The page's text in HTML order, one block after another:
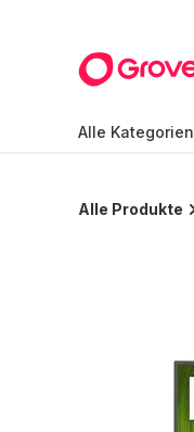
Alle Kategorien
Alle Produkte